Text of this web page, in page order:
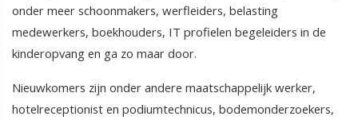
onder meer schoonmakers, werfleiders, belasting
medewerkers, boekhouders, IT profielen begeleiders in de
kinderopvang en ga zo maar door.
Nieuwkomers zijn onder andere maatschappelijk werker,
hotelreceptionist en podiumtechnicus, bodemonderzoekers,